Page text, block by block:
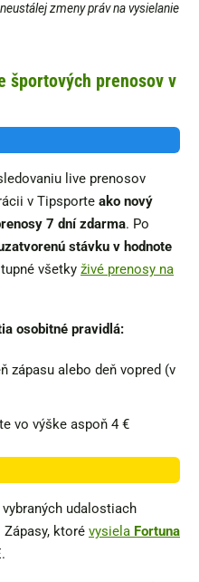
zmeny práv na vysielanie
športových prenosov v
live prenosov
v Tipsporte ako nový
7 dní zdarma. Po
stávku v hodnote
všetky živé prenosy na
osobitné pravidlá:
zápasu alebo deň vopred (v
vo výške aspoň 4 €
udalostiach
ktoré vysiela Fortuna